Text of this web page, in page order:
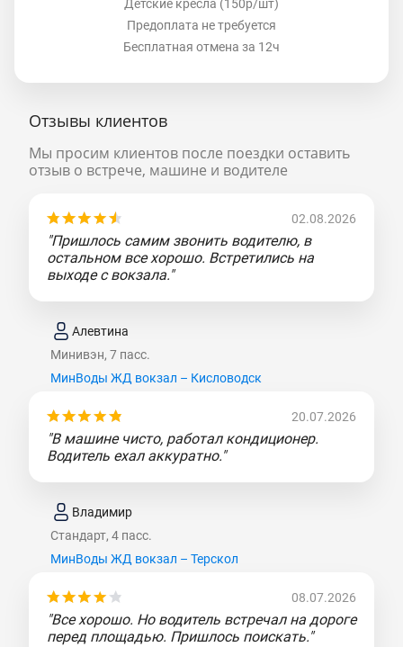
Детские кресла (150р/шт)
Предоплата не требуется
Бесплатная отмена за 12ч
Отзывы клиентов
Мы просим клиентов после поездки оставить
отзыв о встрече, машине и водителе
02.08.2026
"Пришлось самим звонить водителю, в
остальном все хорошо. Встретились на
выходе с вокзала."
Алевтина
Минивэн, 7 пасс.
МинВоды ЖД вокзал – Кисловодск
20.07.2026
"В машине чисто, работал кондиционер.
Водитель ехал аккуратно."
Владимир
Стандарт, 4 пасс.
МинВоды ЖД вокзал – Терскол
08.07.2026
"Все хорошо. Но водитель встречал на дороге
перед площадью. Пришлось поискать."